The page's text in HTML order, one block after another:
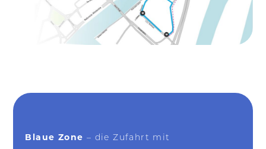
Blaue Zone – die Zufahrt mit